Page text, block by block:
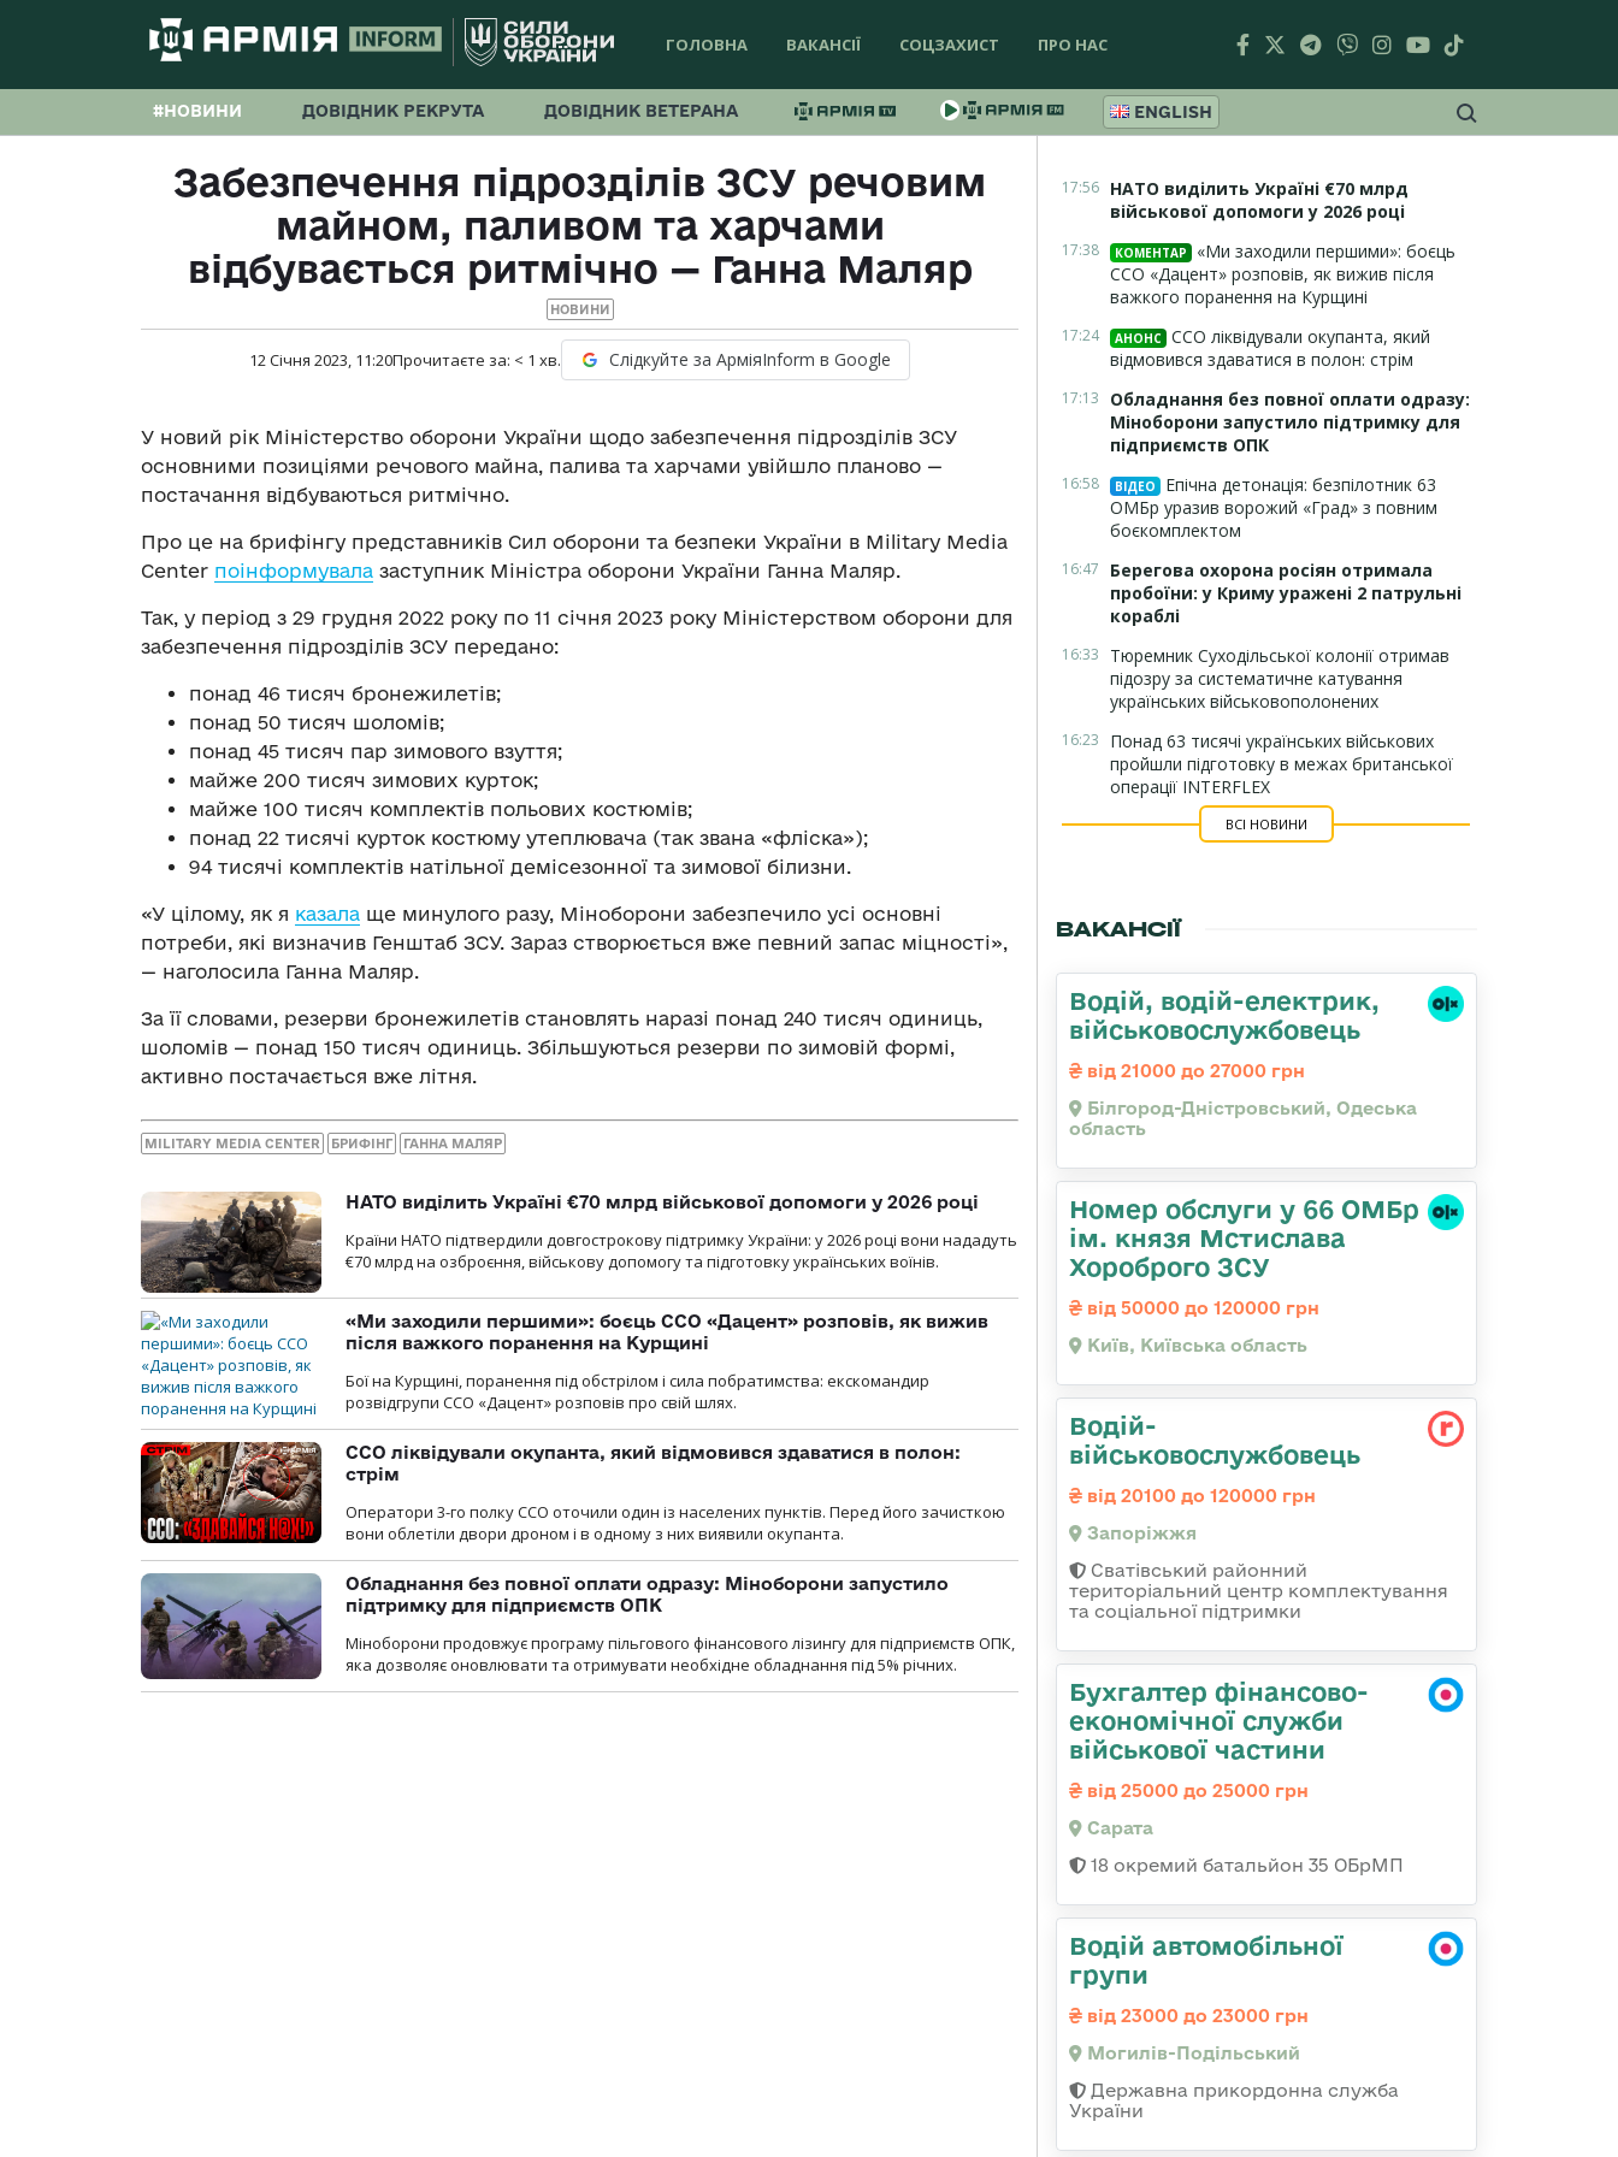
ГОЛОВНА ВАКАНСІЇ СОЦЗАХИСТ ПРО НАС
#НОВИНИ ДОВІДНИК РЕКРУТА ДОВІДНИК ВЕТЕРАНА ENGLISH
Забезпечення підрозділів ЗСУ речовим
майном, паливом та харчами
відбувається ритмічно — Ганна Маляр
НОВИНИ
12 Січня 2023, 11:20Прочитаєте за: < 1 хв. Слідкуйте за АрміяInform в Google
У новий рік Міністерство оборони України щодо забезпечення підрозділів ЗСУ
основними позиціями речового майна, палива та харчами увійшло планово —
постачання відбуваються ритмічно.
Про це на брифінгу представників Сил оборони та безпеки України в Military Media
Center поінформувала заступник Міністра оборони України Ганна Маляр.
Так, у період з 29 грудня 2022 року по 11 січня 2023 року Міністерством оборони для
забезпечення підрозділів ЗСУ передано:
понад 46 тисяч бронежилетів;
понад 50 тисяч шоломів;
понад 45 тисяч пар зимового взуття;
майже 200 тисяч зимових курток;
майже 100 тисяч комплектів польових костюмів;
понад 22 тисячі курток костюму утеплювача (так звана «фліска»);
94 тисячі комплектів натільної демісезонної та зимової білизни.
«У цілому, як я казала ще минулого разу, Міноборони забезпечило усі основні
потреби, які визначив Генштаб ЗСУ. Зараз створюється вже певний запас міцності»,
— наголосила Ганна Маляр.
За її словами, резерви бронежилетів становлять наразі понад 240 тисяч одиниць,
шоломів — понад 150 тисяч одиниць. Збільшуються резерви по зимовій формі,
активно постачається вже літня.
MILITARY MEDIA CENTER БРИФІНГ ГАННА МАЛЯР
НАТО виділить Україні €70 млрд військової допомоги у 2026 році
Країни НАТО підтвердили довгострокову підтримку України: у 2026 році вони нададуть
€70 млрд на озброєння, військову допомогу та підготовку українських воїнів.
«Ми заходили першими»: боєць ССО «Дацент» розповів, як вижив
після важкого поранення на Курщині
Бої на Курщині, поранення під обстрілом і сила побратимства: екскомандир
розвідгрупи ССО «Дацент» розповів про свій шлях.
ССО ліквідували окупанта, який відмовився здаватися в полон:
стрім
Оператори 3-го полку ССО оточили один із населених пунктів. Перед його зачисткою
вони облетіли двори дроном і в одному з них виявили окупанта.
Обладнання без повної оплати одразу: Міноборони запустило
підтримку для підприємств ОПК
Міноборони продовжує програму пільгового фінансового лізингу для підприємств ОПК,
яка дозволяє оновлювати та отримувати необхідне обладнання під 5% річних.
17:56 НАТО виділить Україні €70 млрд
військової допомоги у 2026 році
17:38 КОМЕНТАР
«Ми заходили першими»: боєць
ССО «Дацент» розповів, як вижив після
важкого поранення на Курщині
17:24 АНОНС ССО ліквідували окупанта, який
відмовився здаватися в полон: стрім
17:13
Обладнання без повної оплати одразу:
Міноборони запустило підтримку для
підприємств ОПК
16:58 ВІДЕО
Епічна детонація: безпілотник 63
ОМБр уразив ворожий «Град» з повним
боєкомплектом
16:47
Берегова охорона росіян отримала
пробоїни: у Криму уражені 2 патрульні
кораблі
16:33
Тюремник Суходільської колонії отримав
підозру за систематичне катування
українських військовополонених
16:23
Понад 63 тисячі українських військових
пройшли підготовку в межах британської
операції INTERFLEX
ВСІ НОВИНИ
ВАКАНСІЇ
Водій, водій-електрик,
військовослужбовець
від 21000 до 27000 грн
Білгород-Дністровський, Одеська
область
Номер обслуги у 66 ОМБр
ім. князя Мстислава
Хороброго ЗСУ
від 50000 до 120000 грн
Київ, Київська область
Водій-
військовослужбовець
від 20100 до 120000 грн
Запоріжжя
Сватівський районний
територіальний центр комплектування
та соціальної підтримки
Бухгалтер фінансово-
економічної служби
військової частини
від 25000 до 25000 грн
Сарата
18 окремий батальйон 35 ОБрМП
Водій автомобільної
групи
від 23000 до 23000 грн
Могилів-Подільський
Державна прикордонна служба
України